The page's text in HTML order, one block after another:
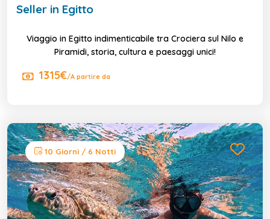
Seller in Egitto
Viaggio in Egitto indimenticabile tra Crociera sul Nilo e
Piramidi, storia, cultura e paesaggi unici!
1315€/A partire da
10 Giorni / 6 Notti